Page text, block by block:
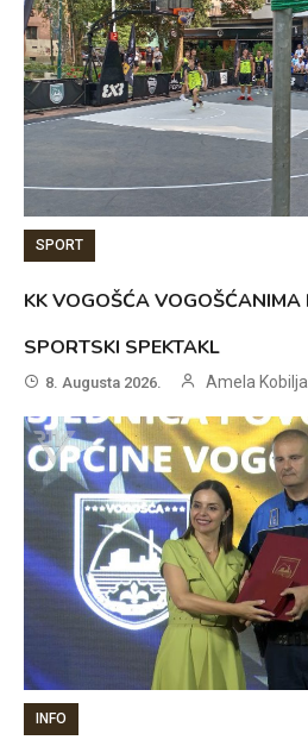
SPORT
KK VOGOŠĆA VOGOŠĆANIMA
SPORTSKI SPEKTAKL
8. Augusta 2026. Amela
INFO